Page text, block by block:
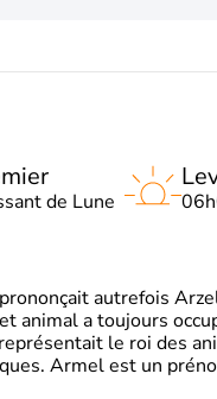
de Lune
autrefois
animal a toujours
le roi des
Armel est un